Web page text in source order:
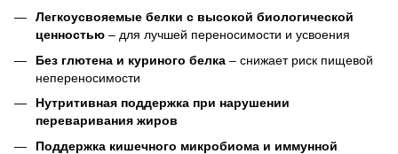
Легкоусвояемые белки с высокой биологической
ценностью – для лучшей переносимости и усвоения
Без глютена и куриного белка – снижает риск пищевой
непереносимости
Нутритивная поддержка при нарушении
переваривания жиров
Поддержка кишечного микробиома и иммунной